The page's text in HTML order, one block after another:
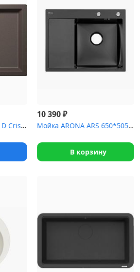
Мойка Manhattan 45 D Cristalite клап.автомат инка
10 390₽
Мойка ARONA ARS 650*505 R BLACK PVD NANO
В корзину